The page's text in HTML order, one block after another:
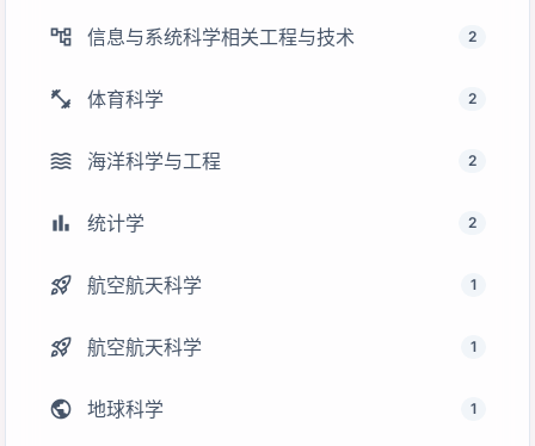
account_tree 信息与系统科学相关工程与技术 2
fitness_center 体育科学 2
waves 海洋科学与工程 2
bar_chart 统计学 2
rocket_launch 航空航天科学 1
rocket_launch 航空航天科学 1
public 地球科学 1